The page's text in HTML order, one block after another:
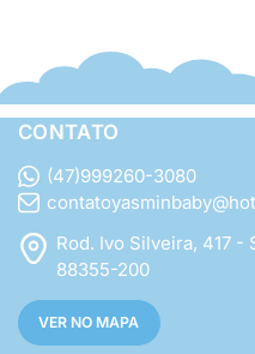
CONTATO
(47)999260-3080
Rod. Ivo Silveira, 417
88355-200
VER NO MAPA